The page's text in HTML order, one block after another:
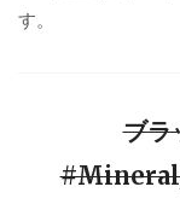
す。
ブラ
#Mineral/